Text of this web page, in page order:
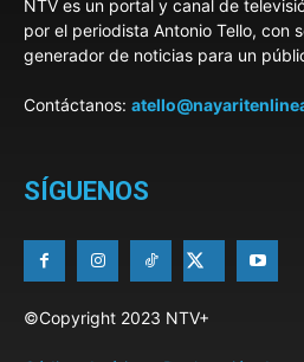
NTV es un portal y canal de
por el periodista Antonio Tello, con
generador de noticias para un
Contáctanos:
SÍGUENOS
©Copyright 2023 NTV+